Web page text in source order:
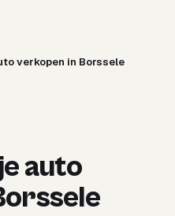
verkopen in Borssele
auto